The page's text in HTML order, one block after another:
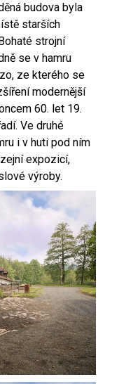
budova byla
starších
strojní
se v hamru
ze kterého se
modernější
60. let 19.
Ve druhé
i v huti pod ním
expozicí,
výroby.